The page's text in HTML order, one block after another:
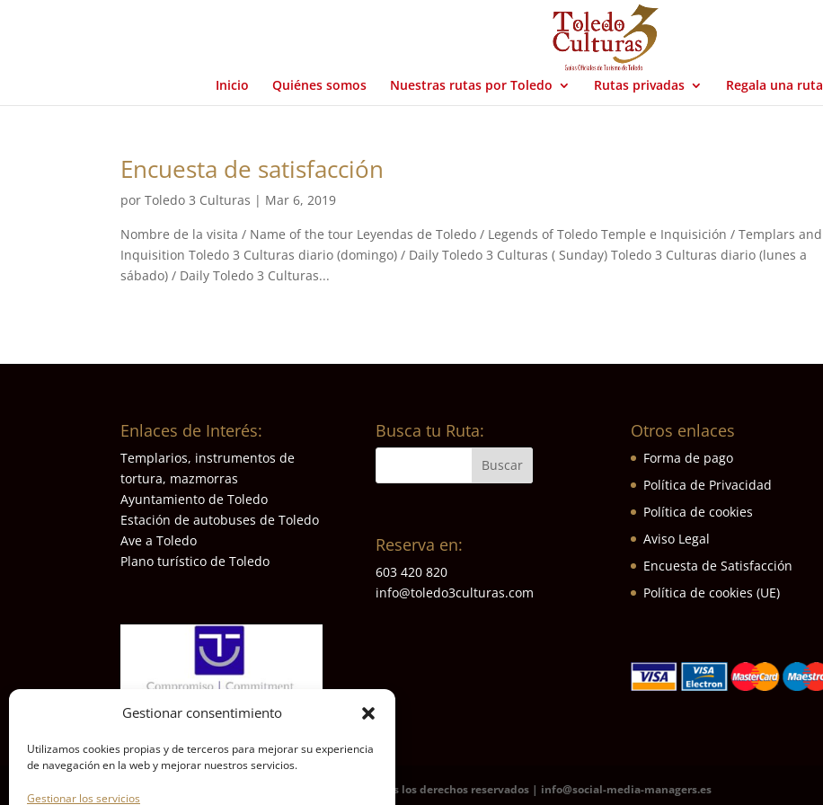
Gestionar consentimiento
Utilizamos cookies propias y de terceros para mejorar su experiencia
de navegación en la web y mejorar nuestros servicios.
Gestionar los servicios
Inicio Quiénes somos Nuestras rutas por Toledo Rutas privadas Regala una ruta
Encuesta de satisfacción
porToledo 3 Culturas | Mar 6, 2019
Nombre de la visita / Name of the tour Leyendas de Toledo / Legends of Toledo Temple e Inquisición / Templars and
Inquisition Toledo 3 Culturas diario (domingo) / Daily Toledo 3 Culturas ( Sunday) Toledo 3 Culturas diario (lunes a
sábado) / Daily Toledo 3 Culturas...
Enlaces de Interés:
Templarios, instrumentos de
tortura, mazmorras
Ayuntamiento de Toledo
Estación de autobuses de Toledo
Ave a Toledo
Plano turístico de Toledo
Busca tu Ruta:
Reserva en:
603 420 820
info@toledo3culturas.com
Otros enlaces
Forma de pago
Política de Privacidad
Política de cookies
Aviso Legal
Encuesta de Satisfacción
Política de cookies (UE)
Diseñado por Social-media-Managers | 2017 | Todos los derechos reservados | info@social-media-managers.es